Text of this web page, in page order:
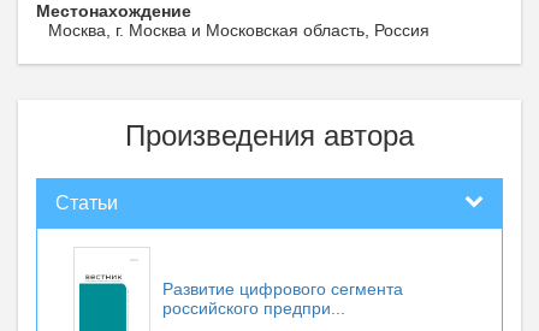
Местонахождение
Москва, г. Москва и Московская область, Россия
Произведения автора
Статьи
Развитие цифрового сегмента
российского предпри...